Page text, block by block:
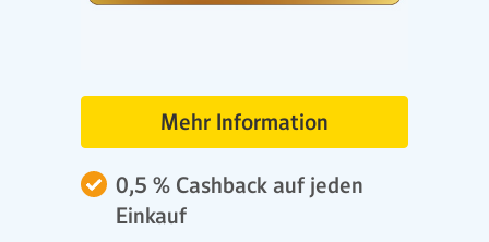
0,5 % Cashback auf jeden
Einkauf
Mehr Information